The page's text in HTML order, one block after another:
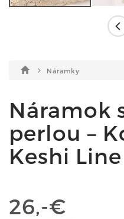
Náramky
Náramok
perlou –
Keshi Line
26,-€